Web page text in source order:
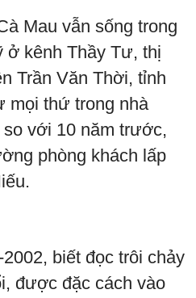
Mau vẫn sống trong
ở kênh Thầy Tư, thị
Trần Văn Thời, tỉnh
mọi thứ trong nhà
với 10 năm trước,
phòng khách lấp
biết đọc trôi chảy
được đặc cách vào